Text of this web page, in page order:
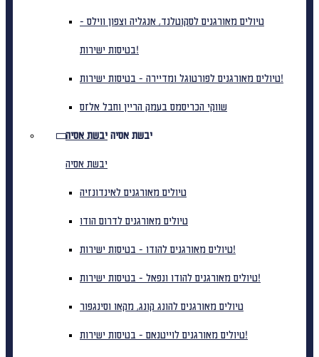
טיולים מאורגנים לסקוטלנד, אנגליה וצפון ווילס -
בטיסות ישירות!
טיולים מאורגנים לפורטוגל ומדיירה - בטיסות ישירות!
שווקי הכריסמס בעמק הריין וחבל אלזס
יבשת אסיה יבשת אסיה
יבשת אסיה
טיולים מאורגנים לאינדונזיה
טיולים מאורגנים לדרום הודו
טיולים מאורגנים להודו - בטיסות ישירות!
טיולים מאורגנים להודו ונפאל - בטיסות ישירות!
טיולים מאורגנים להונג קונג, מקאו וסינגפור
טיולים מאורגנים לוייטנאם - בטיסות ישירות!